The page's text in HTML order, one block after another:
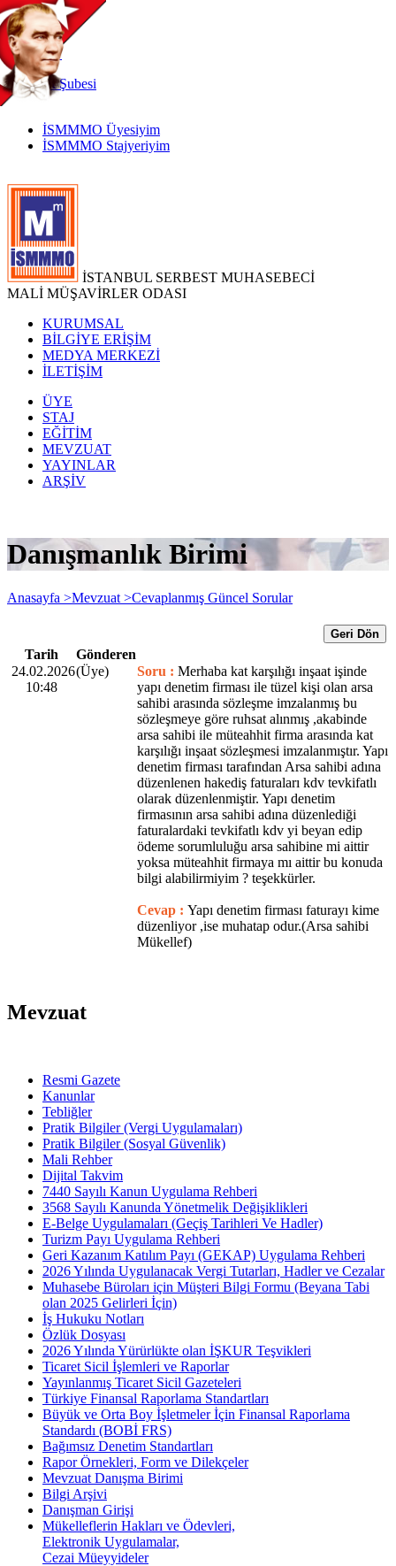
TR
|
EN
İnternetŞubesi
İSMMMO Üyesiyim
İSMMMO Stajyeriyim
İSTANBUL SERBEST MUHASEBECİ
MALİ MÜŞAVİRLER ODASI
KURUMSAL
BİLGİYE ERİŞİM
MEDYA MERKEZİ
İLETİŞİM
ÜYE
STAJ
EĞİTİM
MEVZUAT
YAYINLAR
ARŞİV
Danışmanlık Birimi
Anasayfa >Mevzuat >Cevaplanmış Güncel Sorular
Geri Dön
Tarih
Gönderen
24.02.2026
10:48
(Üye) Soru : Merhaba kat karşılığı inşaat işinde
yapı denetim firması ile tüzel kişi olan arsa
sahibi arasında sözleşme imzalanmış bu
sözleşmeye göre ruhsat alınmış ,akabinde
arsa sahibi ile müteahhit firma arasında kat
karşılığı inşaat sözleşmesi imzalanmıştır. Yapı
denetim firması tarafından Arsa sahibi adına
düzenlenen hakediş faturaları kdv tevkifatlı
olarak düzenlenmiştir. Yapı denetim
firmasının arsa sahibi adına düzenlediği
faturalardaki tevkifatlı kdv yi beyan edip
ödeme sorumluluğu arsa sahibine mi aittir
yoksa müteahhit firmaya mı aittir bu konuda
bilgi alabilirmiyim ? teşekkürler.
Cevap : Yapı denetim firması faturayı kime
düzenliyor ,ise muhatap odur.(Arsa sahibi
Mükellef)
Mevzuat
Resmi Gazete
Kanunlar
Tebliğler
Pratik Bilgiler (Vergi Uygulamaları)
Pratik Bilgiler (Sosyal Güvenlik)
Mali Rehber
Dijital Takvim
7440 Sayılı Kanun Uygulama Rehberi
3568 Sayılı Kanunda Yönetmelik Değişiklikleri
E-Belge Uygulamaları (Geçiş Tarihleri Ve Hadler)
Turizm Payı Uygulama Rehberi
Geri Kazanım Katılım Payı (GEKAP) Uygulama Rehberi
2026 Yılında Uygulanacak Vergi Tutarları, Hadler ve Cezalar
Muhasebe Büroları için Müşteri Bilgi Formu (Beyana Tabi
olan 2025 Gelirleri İçin)
İş Hukuku Notları
Özlük Dosyası
2026 Yılında Yürürlükte olan İŞKUR Teşvikleri
Ticaret Sicil İşlemleri ve Raporlar
Yayınlanmış Ticaret Sicil Gazeteleri
Türkiye Finansal Raporlama Standartları
Büyük ve Orta Boy İşletmeler İçin Finansal Raporlama
Standardı (BOBİ FRS)
Bağımsız Denetim Standartları
Rapor Örnekleri, Form ve Dilekçeler
Mevzuat Danışma Birimi
Bilgi Arşivi
Danışman Girişi
Mükelleflerin Hakları ve Ödevleri,
Elektronik Uygulamalar,
Cezai Müeyyideler